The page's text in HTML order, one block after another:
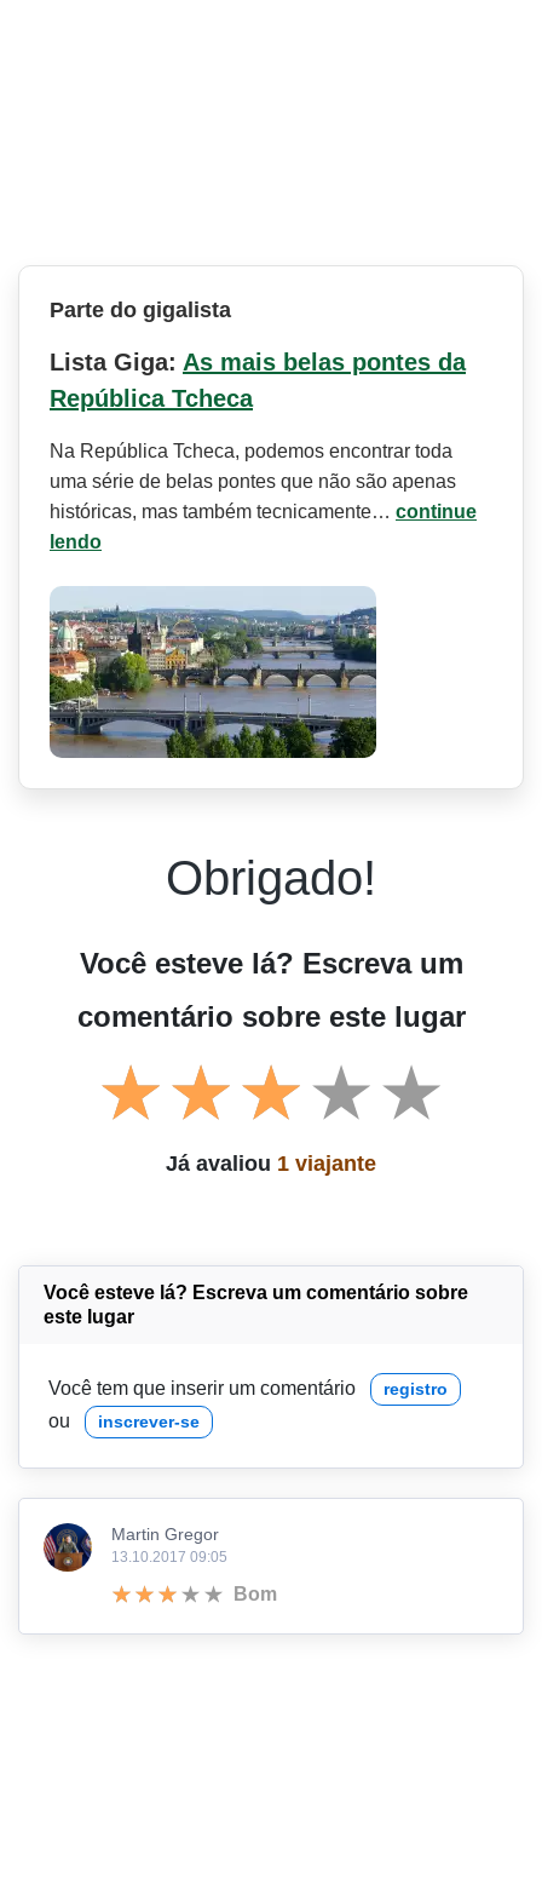
Parte do gigalista
Lista Giga: As mais belas pontes da
República Tcheca
Na República Tcheca, podemos encontrar toda
uma série de belas pontes que não são apenas
históricas, mas também tecnicamente… continue
lendo
Obrigado!
Você esteve lá? Escreva um
comentário sobre este lugar
Já avaliou 1 viajante
Você esteve lá? Escreva um comentário sobre
este lugar
Você tem que inserir um comentário registro
ou inscrever-se
Martin Gregor
13.10.2017 09:05
Bom